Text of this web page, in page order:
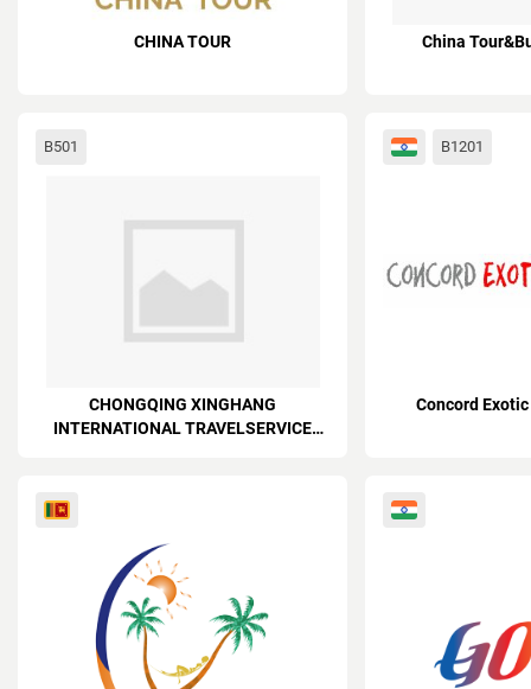
CHINA TOUR China
B501
CHONGQING XINGHANG
INTERNATIONAL TRAVELSERVICE
B1201
Concord